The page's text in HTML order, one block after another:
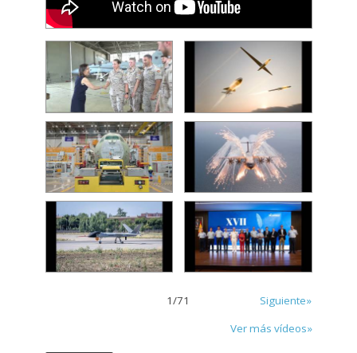
1/71
Siguiente»
Ver más vídeos»